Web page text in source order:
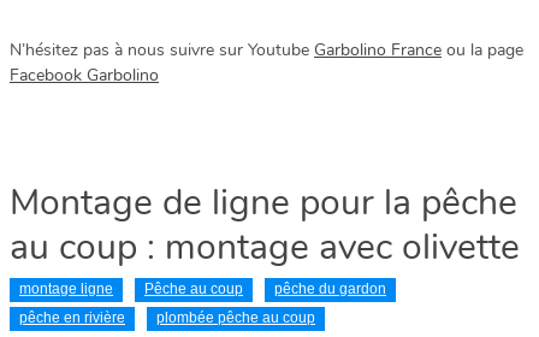
N’hésitez pas à nous suivre sur Youtube Garbolino France ou la page
Facebook Garbolino
Montage de ligne pour la pêche
au coup : montage avec olivette
montage ligne Pêche au coup
pêche du gardon
pêche en rivière
plombée pêche au coup